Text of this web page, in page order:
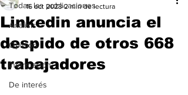
Todas las publicaciones
Análisis
Opinión
Información
De interés
Linkedin anuncia el
despido de otros 668
trabajadores
16 oct 2023 2 min de lectura